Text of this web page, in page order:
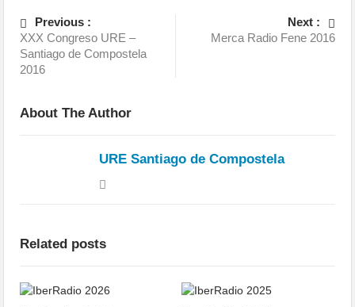
Previous :
XXX Congreso URE –
Santiago de Compostela
2016
Next :
Merca Radio Fene 2016
About The Author
URE Santiago de Compostela
Related posts